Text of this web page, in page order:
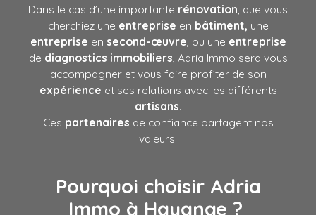
Dans le cas d’une importante rénovation, que vous
cherchiez une entreprise en bâtiment, une
entreprise en second-œuvre, ou une entreprise
de diagnostics immobiliers, Adria Immo sera vous
accompagner et vous faire profiter de son
expérience et ses relations avec les différents
artisans.
Ces partenaires de confiance partagent nos
valeurs.
Pourquoi choisir Adria
Immo à Hayange ?